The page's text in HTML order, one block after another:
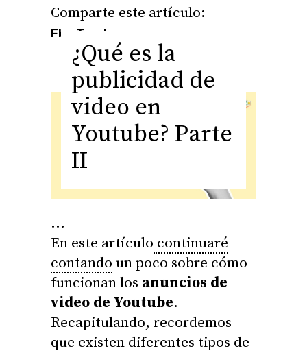
Fb. Tw. Ln.
¿Qué es la
publicidad de
video en
Youtube? Parte
II
En este artículo continuaré
contando un poco sobre cómo
funcionan los anuncios de
video de Youtube.
Recapitulando, recordemos
que existen diferentes tipos de